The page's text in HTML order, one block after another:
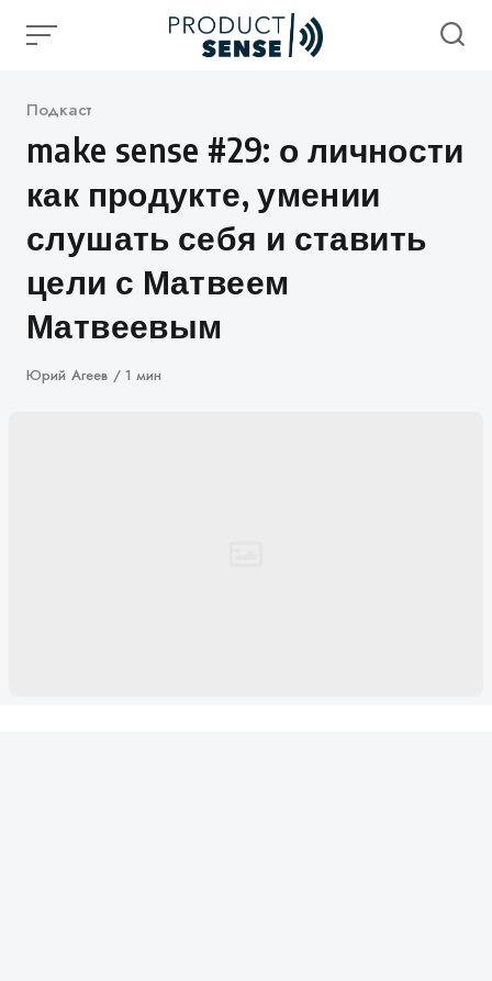
Категория
Подкаст
make sense #29: о личности
как продукте, умении
слушать себя и ставить
цели с Матвеем
Матвеевым
Автор
Юрий Агеев 1 мин